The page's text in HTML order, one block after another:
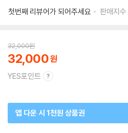
첫번째 리뷰어가 되어주세요
판매지수
32,000원
32,000
YES포인트
앱 다운 시 1천원 상품권